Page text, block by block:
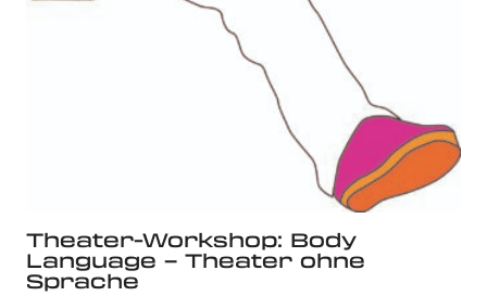
Theater-Workshop: Body
Language – Theater ohne
Sprache